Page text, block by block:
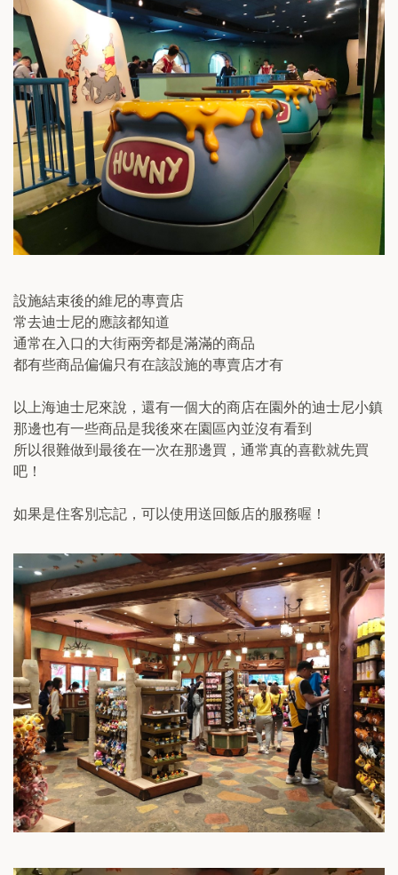
設施結束後的維尼的專賣店
常去迪士尼的應該都知道
通常在入口的大街兩旁都是滿滿的商品
都有些商品偏偏只有在該設施的專賣店才有
以上海迪士尼來說，還有一個大的商店在園外的迪士尼小鎮
那邊也有一些商品是我後來在園區內並沒有看到
所以很難做到最後在一次在那邊買，通常真的喜歡就先買
吧！
如果是住客別忘記，可以使用送回飯店的服務喔！